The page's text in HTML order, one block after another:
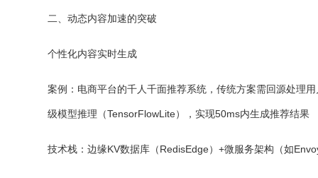
二、动态内容加速的突破
个性化内容实时生成
案例：电商平台的千人千面推荐系统，传统方案需回源处理
级模型推理（TensorFlowLite），实现50ms内生成推荐结果
技术栈：边缘KV数据库（RedisEdge）+微服务架构（如